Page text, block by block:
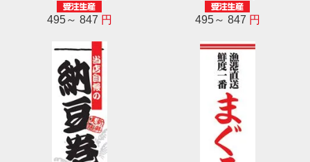
495～ 847 円 495～ 847 円